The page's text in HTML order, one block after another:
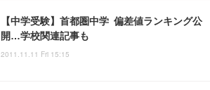
【中学受験】首都圏中学 偏差値ランキング公
開…学校関連記事も
2011.11.11 Fri 15:15